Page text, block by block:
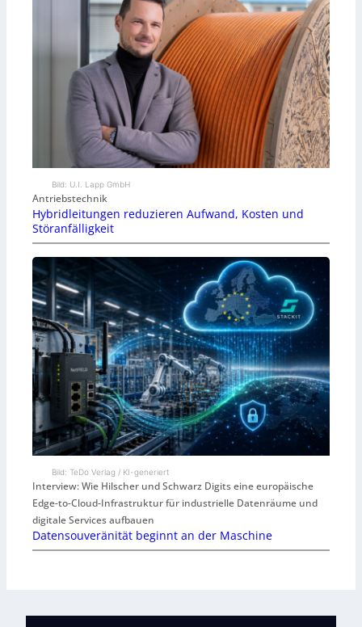
Bild: U.I. Lapp GmbH
Antriebstechnik
Hybridleitungen reduzieren Aufwand, Kosten und
Störanfälligkeit
Bild: TeDo Verlag / KI-generiert
Interview: Wie Hilscher und Schwarz Digits eine europäische
Edge-to-Cloud-Infrastruktur für industrielle Datenräume und
digitale Services aufbauen
Datensouveränität beginnt an der Maschine